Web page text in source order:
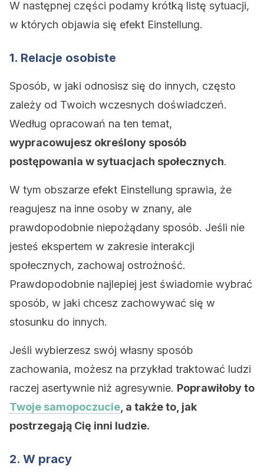
W następnej części podamy krótką listę sytuacji,
w których objawia się efekt Einstellung.
1. Relacje osobiste
Sposób, w jaki odnosisz się do innych, często
zależy od Twoich wczesnych doświadczeń.
Według opracowań na ten temat,
wypracowujesz określony sposób
postępowania w sytuacjach społecznych.
W tym obszarze efekt Einstellung sprawia, że
reagujesz na inne osoby w znany, ale
prawdopodobnie niepożądany sposób. Jeśli nie
jesteś ekspertem w zakresie interakcji
społecznych, zachowaj ostrożność.
Prawdopodobnie najlepiej jest świadomie wybrać
sposób, w jaki chcesz zachowywać się w
stosunku do innych.
Jeśli wybierzesz swój własny sposób
zachowania, możesz na przykład traktować ludzi
raczej asertywnie niż agresywnie. Poprawiłoby to
Twoje samopoczucie , a także to, jak
postrzegają Cię inni ludzie.
2. W pracy